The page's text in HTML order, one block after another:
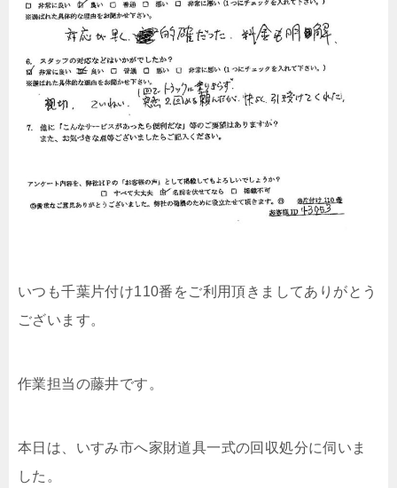
いつも千葉片付け110番をご利用頂きましてありがとう
ございます。
作業担当の藤井です。
本日は、いすみ市へ家財道具一式の回収処分に伺いま
した。